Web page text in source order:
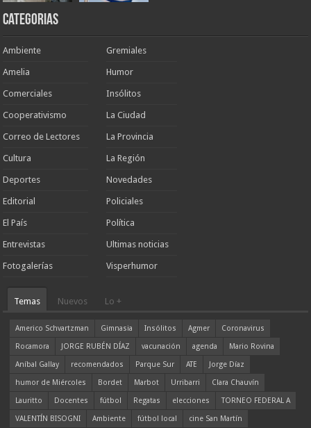
Categorias
Ambiente
Amelia
Comerciales
Cooperativismo
Correo de Lectores
Cultura
Deportes
Editorial
El País
Entrevistas
Fotogalerías
Gremiales
Humor
Insólitos
La Ciudad
La Provincia
La Región
Novedades
Policiales
Política
Ultimas noticias
Visperhumor
Temas Nuevos Lo +
Americo Schvartzman Gimnasia Insólitos Agmer
Coronavirus
Rocamora
JORGE RUBÉN DÍAZ vacunación agenda
Mario Rovina
Aníbal Gallay
recomendados Parque Sur ATE
Jorge Díaz
humor de Miércoles
Bordet Marbot Urribarri
Clara Chauvín
Lauritto
Docentes fútbol Regatas elecciones
TORNEO FEDERAL A
VALENTÍN BISOGNI
Ambiente fútbol local cine San Martín